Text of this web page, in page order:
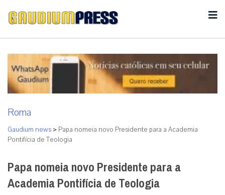
Roma
Gaudium news > Papa nomeia novo Presidente para a Academia
Pontifícia de Teologia
Papa nomeia novo Presidente para a
Academia Pontifícia de Teologia